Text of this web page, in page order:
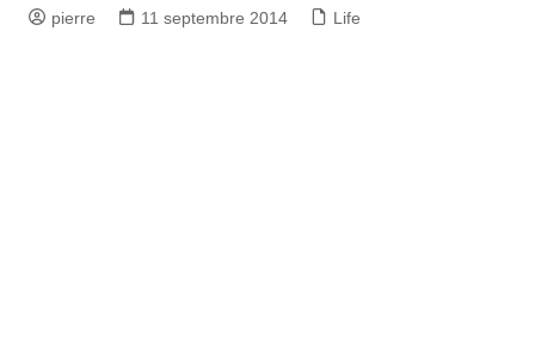
pierre 11 septembre 2014 Life